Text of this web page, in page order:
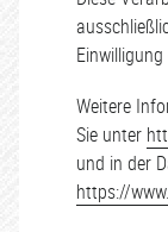
Weitere
Sie unter
und in der
https://